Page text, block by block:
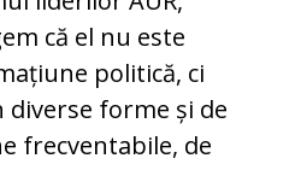
că el nu este
politică, ci
forme și de
frecventabile, de